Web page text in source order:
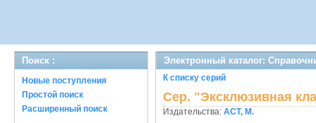
Поиск :
Новые поступления
Простой поиск
Расширенный поиск
Электронный каталог:
К списку серий
Сер. "Эксклюзивная
Издательства: АСТ, М.